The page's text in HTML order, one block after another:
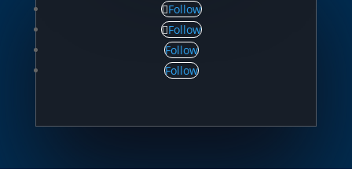
Follow
Follow
Follow
Follow